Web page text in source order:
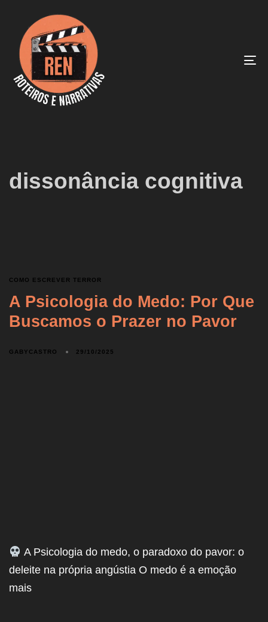
dissonância cognitiva
COMO ESCREVER TERROR
A Psicologia do Medo: Por Que
Buscamos o Prazer no Pavor
GABYCASTRO 29/10/2025
A Psicologia do medo, o paradoxo do pavor: o
deleite na própria angústia O medo é a emoção
mais